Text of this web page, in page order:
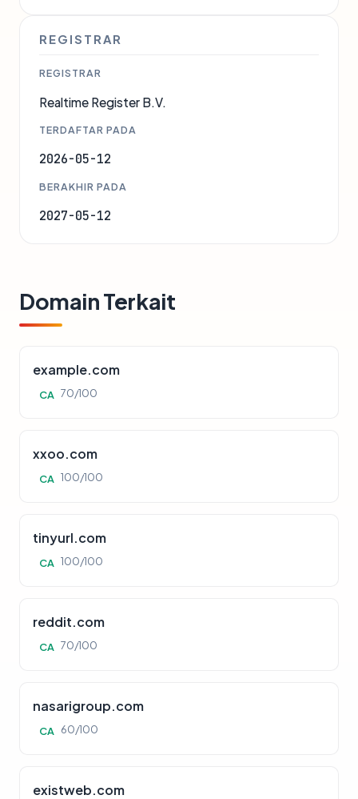
REGISTRAR
REGISTRAR
Realtime Register B.V.
TERDAFTAR PADA
2026-05-12
BERAKHIR PADA
2027-05-12
Domain Terkait
example.com
CA 70/100
xxoo.com
CA 100/100
tinyurl.com
CA 100/100
reddit.com
CA 70/100
nasarigroup.com
CA 60/100
existweb.com